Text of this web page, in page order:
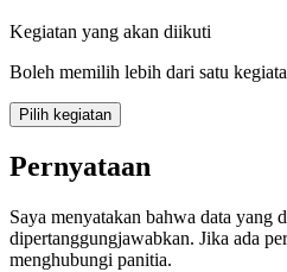
Kegiatan yang akan diikuti
Boleh memilih lebih dari satu
Pilih kegiatan
Pernyataan
Saya menyatakan bahwa data yang
dipertanggungjawabkan. Jika ada
menghubungi panitia.